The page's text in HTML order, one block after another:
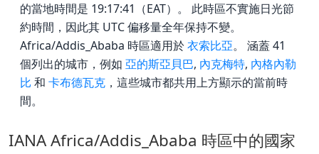
的當地時間是 19:17:41（EAT）。 此時區不實施日光節
約時間，因此其 UTC 偏移量全年保持不變。
Africa/Addis_Ababa 時區適用於衣索比亞。 涵蓋 41
個列出的城市，例如 亞的斯亞貝巴, 內克梅特, 內格內勒
比 和 卡布德瓦克 ，這些城市都共用上方顯示的當前時
間。
IANA Africa/Addis_Ababa 時區中的國家